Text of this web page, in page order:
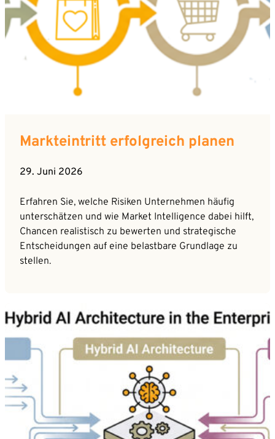
Markteintritt erfolgreich planen
29. Juni 2026
Erfahren Sie, welche Risiken Unternehmen häufig
unterschätzen und wie Market Intelligence dabei hilft,
Chancen realistisch zu bewerten und strategische
Entscheidungen auf eine belastbare Grundlage zu
stellen.